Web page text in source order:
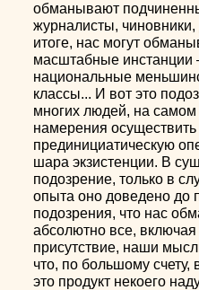
обманывают
журналисты,
итоге, нас могут
масштабные инстанции
национальные
классы... И вот это
многих людей, на
намерения
прединициатическую
шара экзистенции. В
подозрение, только в
опыта оно доведено до
подозрения, что нас
абсолютно все,
присутствие, наши
что, по большому
это продукт некоего